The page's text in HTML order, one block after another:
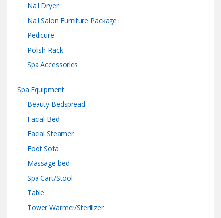
Nail Dryer
Nail Salon Furniture Package
Pedicure
Polish Rack
Spa Accessories
Spa Equipment
Beauty Bedspread
Facial Bed
Facial Steamer
Foot Sofa
Massage bed
Spa Cart/Stool
Table
Tower Warmer/Sterillzer